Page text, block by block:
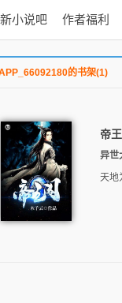
新小说吧 作者福利
的书架(1)
帝
异世
天地